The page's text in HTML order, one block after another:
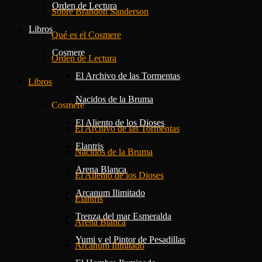
Orden de Lectura
Libros
Cosmere
El Archivo de las Tormentas
Nacidos de la Bruma
El Aliento de los Dioses
Elantris
Arena Blanca
Arcanum Ilimitado
Trenza del mar Esmeralda
Yumi y el Pintor de Pesadillas
Sobre Brandon Sanderson
Qué es el Cosmere
Orden de Lectura
Libros
Cosmere
El Archivo de las Tormentas
Nacidos de la Bruma
El Aliento de los Dioses
Elantris
Arena Blanca
Arcanum Ilimitado